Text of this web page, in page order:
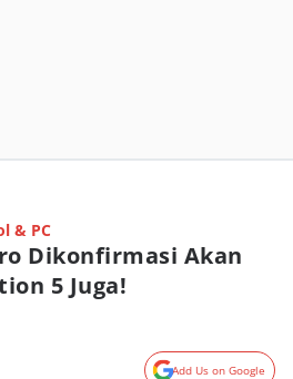
& PC
Dikonfirmasi Akan
5 Juga!
Add Us on Google